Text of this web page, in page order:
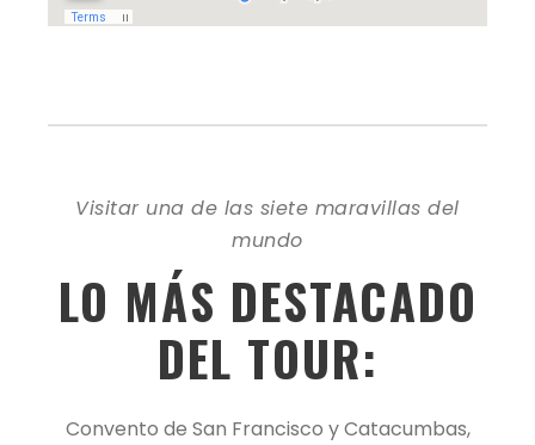
Visitar una de las siete maravillas del
mundo
LO MÁS DESTACADO
DEL TOUR:
Convento de San Francisco y Catacumbas,